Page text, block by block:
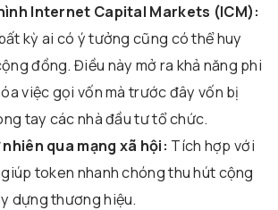
Internet Capital Markets (ICM):
kỳ ai có ý tưởng cũng có thể huy
đồng. Điều này mở ra khả năng phi
việc gọi vốn mà trước đây vốn bị
tay các nhà đầu tư tổ chức.
qua mạng xã hội: Tích hợp với
token nhanh chóng thu hút cộng
dựng thương hiệu.